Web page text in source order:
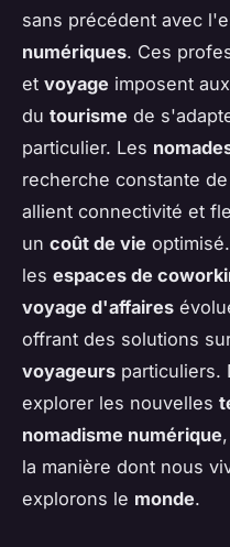
sans précédent avec
numériques. Ces
et voyage imposent aux
du tourisme de
particulier. Les
recherche constante
allient connectivité et
un coût de vie
les espaces de
voyage d'affaires
offrant des solutions
voyageurs particuliers.
explorer les nouvelles
nomadisme numérique
la manière dont nous
explorons le monde.